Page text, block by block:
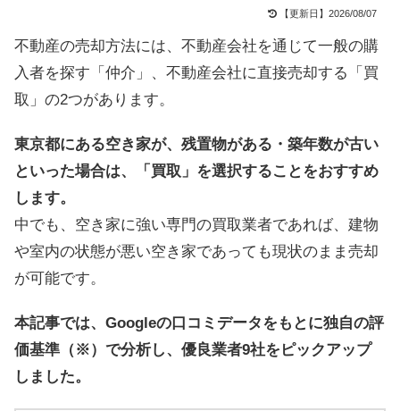
【更新日】2026/08/07
不動産の売却方法には、不動産会社を通じて一般の購
入者を探す「仲介」、不動産会社に直接売却する「買
取」の2つがあります。
東京都にある空き家が、残置物がある・築年数が古い
といった場合は、「買取」を選択することをおすすめ
します。
中でも、空き家に強い専門の買取業者であれば、建物
や室内の状態が悪い空き家であっても現状のまま売却
が可能です。
本記事では、Googleの口コミデータをもとに独自の評
価基準（※）で分析し、優良業者9社をピックアップ
しました。